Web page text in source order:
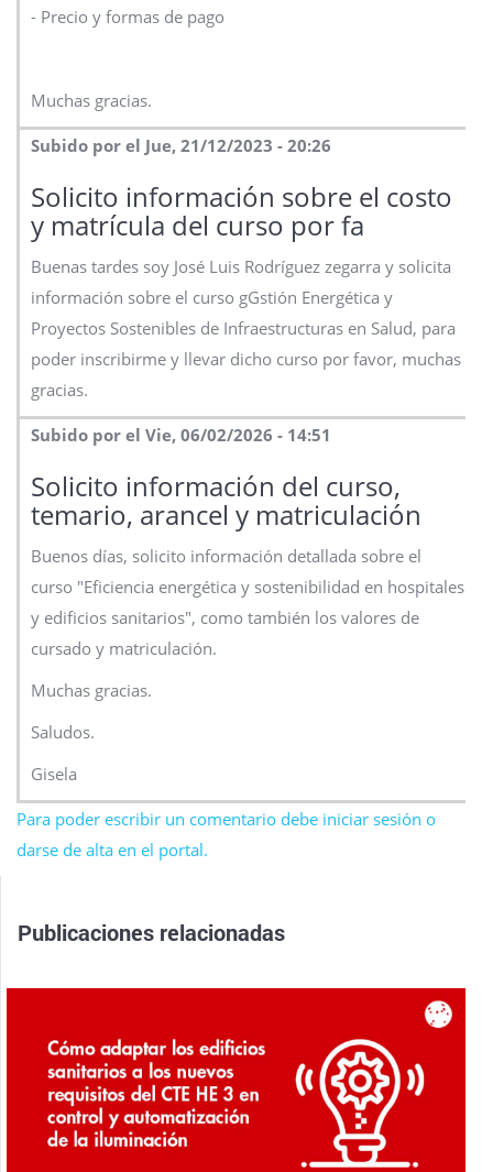
- Precio y formas de pago
Muchas gracias.
Subido por el Jue, 21/12/2023 - 20:26
Solicito información sobre el costo
y matrícula del curso por fa
Buenas tardes soy José Luis Rodríguez zegarra y solicita
información sobre el curso gGstión Energética y
Proyectos Sostenibles de Infraestructuras en Salud, para
poder inscribirme y llevar dicho curso por favor, muchas
gracias.
Subido por el Vie, 06/02/2026 - 14:51
Solicito información del curso,
temario, arancel y matriculación
Buenos días, solicito información detallada sobre el
curso "Eficiencia energética y sostenibilidad en hospitales
y edificios sanitarios", como también los valores de
cursado y matriculación.
Muchas gracias.
Saludos.
Gisela
Para poder escribir un comentario debe iniciar sesión o
darse de alta en el portal.
Publicaciones relacionadas